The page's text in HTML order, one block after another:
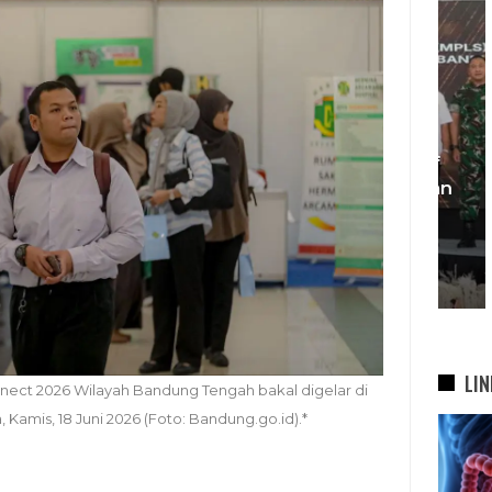
2026 Wilayah Bandung Tengah bakal digelar di
Kamis, 18 Juni 2026 (Foto: Bandung.go.id).*
KDS Sambut Kepala Staf
Kepresidenan RI, Tegaskan
Komitmen Sukseskan
Program…
5 Agu 2026